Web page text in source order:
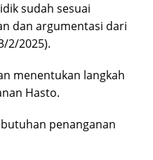
sudah sesuai
dan argumentasi dari
2/2025).
menentukan langkah
Hasto.
penanganan